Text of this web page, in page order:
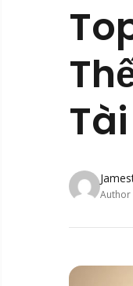
Author